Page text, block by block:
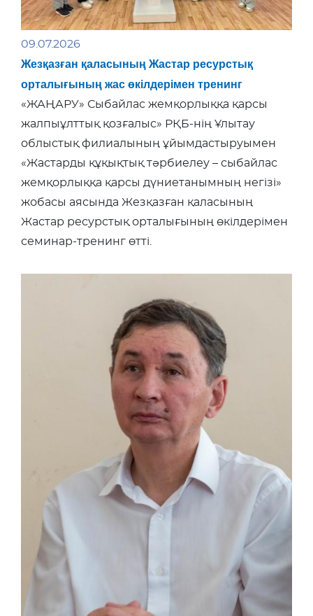
09.07.2026
Жезқазған қаласының Жастар ресурстық
орталығының жас өкілдерімен тренинг
«ЖАҢАРУ» Сыбайлас жемқорлыққа қарсы
жалпыұлттық қозғалыс» РҚБ-нің Ұлытау
облыстық филиалының ұйымдастыруымен
«Жастарды құқықтық тәрбиелеу – сыбайлас
жемқорлыққа қарсы дүниетанымның негізі»
жобасы аясында Жезқазған қаласының
Жастар ресурстық орталығының өкілдерімен
семинар-тренинг өтті.